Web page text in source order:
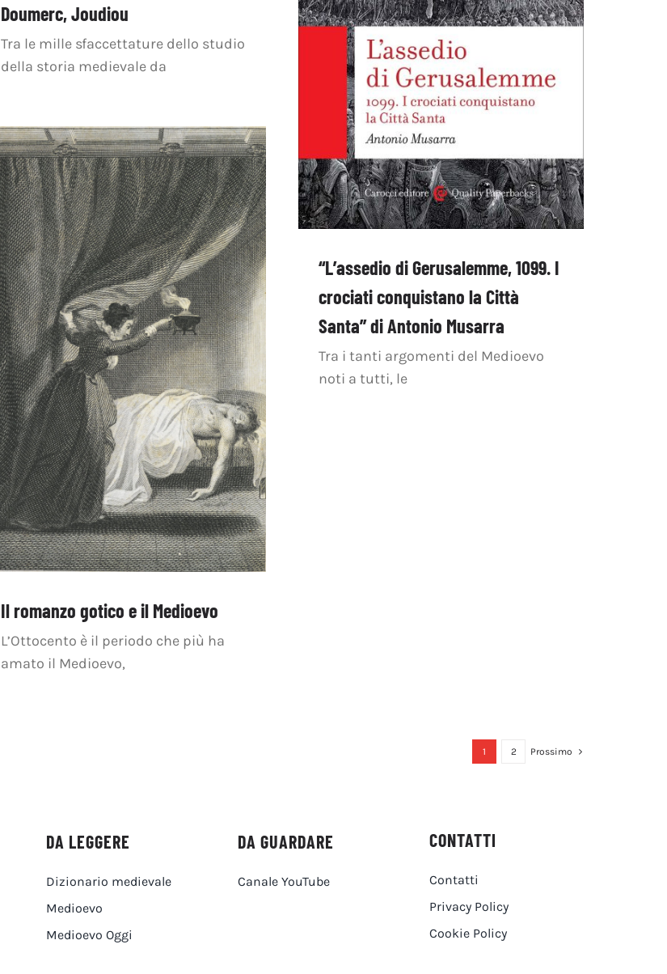
Doumerc, Joudiou
Tra le mille sfaccettature dello studio
della storia medievale da
“L’assedio di Gerusalemme, 1099. I
crociati conquistano la Città
Santa” di Antonio Musarra
Tra i tanti argomenti del Medioevo
noti a tutti, le
Il romanzo gotico e il Medioevo
L’Ottocento è il periodo che più ha
amato il Medioevo,
1 2 Prossimo
DA LEGGERE
Dizionario medievale
Medioevo
Medioevo Oggi
DA GUARDARE
Canale YouTube
CONTATTI
Contatti
Privacy Policy
Cookie Policy